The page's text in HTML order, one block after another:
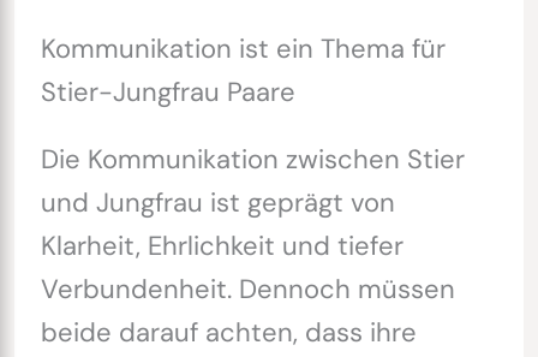
Kommunikation ist ein Thema für
Stier-Jungfrau Paare
Die Kommunikation zwischen Stier
und Jungfrau ist geprägt von
Klarheit, Ehrlichkeit und tiefer
Verbundenheit. Dennoch müssen
beide darauf achten, dass ihre